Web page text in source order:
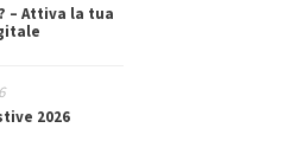
– Attiva la tua
2026